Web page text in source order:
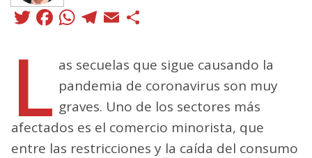
Twitter
Facebook
WhatsApp
Telegram
Email
L as secuelas que sigue causando la
pandemia de coronavirus son muy
graves. Uno de los sectores más
afectados es el comercio minorista, que
entre las restricciones y la caída del consumo